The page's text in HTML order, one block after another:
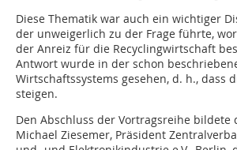
Diese Thematik war auch ein wichtiger
der unweigerlich zu der Frage führte,
der Anreiz für die Recyclingwirtschaft
Antwort wurde in der schon
Wirtschaftssystems gesehen, d. h., dass
steigen.
Den Abschluss der Vortragsreihe bildete
Michael Ziesemer, Präsident